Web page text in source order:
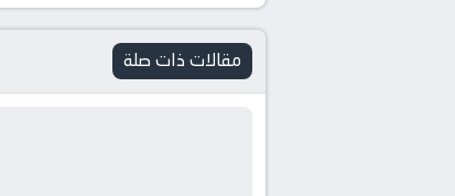
مقالات ذات صلة